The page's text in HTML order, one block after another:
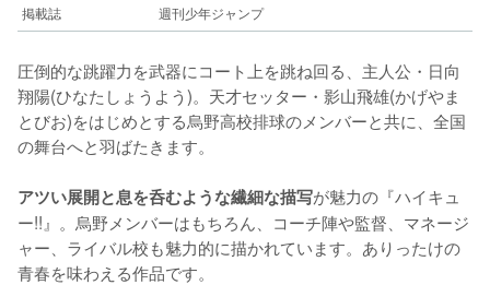
掲載誌
週刊少年ジャンプ
圧倒的な跳躍力を武器にコート上を跳ね回る、主人公・日向
翔陽(ひなたしょうよう)。天才セッター・影山飛雄(かげやま
とびお)をはじめとする烏野高校排球のメンバーと共に、全国
の舞台へと羽ばたきます。
アツい展開と息を呑むような繊細な描写が魅力の『ハイキュ
ー!!』。烏野メンバーはもちろん、コーチ陣や監督、マネージ
ャー、ライバル校も魅力的に描かれています。ありったけの
青春を味わえる作品です。